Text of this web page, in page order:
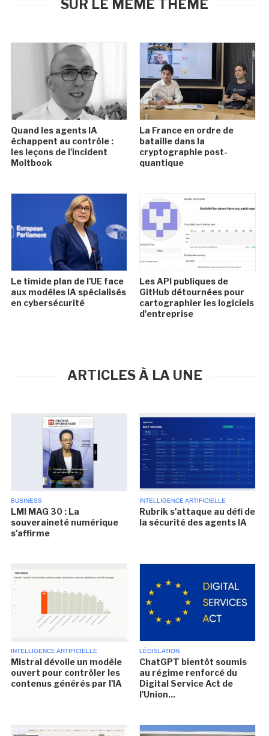
SUR LE MÊME THÈME
Quand les agents IA
échappent au contrôle :
les leçons de l'incident
Moltbook
La France en ordre de
bataille dans la
cryptographie post-
quantique
Le timide plan de l'UE face
aux modèles IA spécialisés
en cybersécurité
Les API publiques de
GitHub détournées pour
cartographier les logiciels
d'entreprise
ARTICLES À LA UNE
BUSINESS
LMI MAG 30 : La
souveraineté numérique
s'affirme
INTELLIGENCE ARTIFICIELLE
Rubrik s'attaque au défi de
la sécurité des agents IA
INTELLIGENCE ARTIFICIELLE
Mistral dévoile un modèle
ouvert pour contrôler les
contenus générés par l'IA
LÉGISLATION
ChatGPT bientôt soumis
au régime renforcé du
Digital Service Act de
l'Union...